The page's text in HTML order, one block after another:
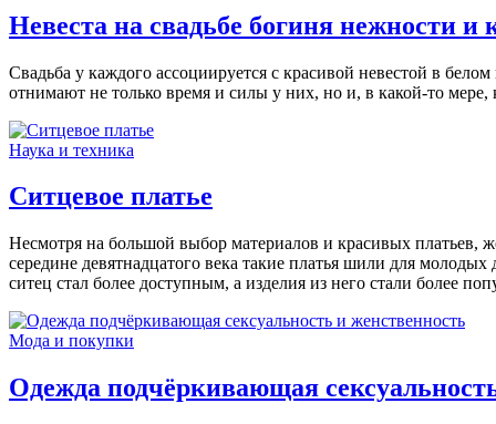
Невеста на свадьбе богиня нежности и
Свадьба у каждого ассоциируется с красивой невестой в
отнимают не только время и силы у них, но и, в какой-то мере,
Наука и техника
Ситцевое платье
Несмотря на большой выбор материалов и красивых платьев,
середине девятнадцатого века такие платья шили для
ситец стал более доступным, а изделия из него стали более
Мода и покупки
Одежда подчёркивающая